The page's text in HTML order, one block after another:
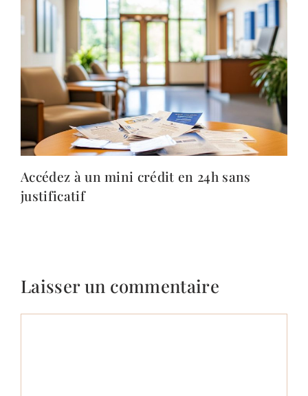
Accédez à un mini crédit en 24h sans
justificatif
Laisser un commentaire